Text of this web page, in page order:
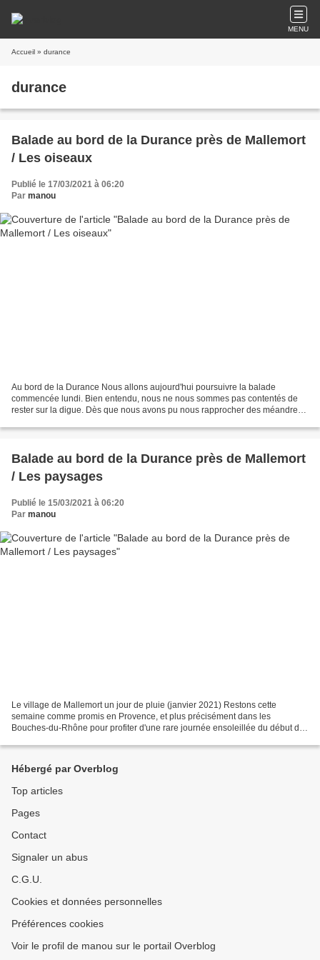
MENU
Accueil » durance
durance
Balade au bord de la Durance près de Mallemort
/ Les oiseaux
Publié le 17/03/2021 à 06:20
Par manou
Au bord de la Durance Nous allons aujourd'hui poursuivre la balade
commencée lundi. Bien entendu, nous ne nous sommes pas contentés de
rester sur la digue. Dès que nous avons pu nous rapprocher des méandres
Balade au bord de la Durance près de Mallemort
/ Les paysages
Publié le 15/03/2021 à 06:20
Par manou
Le village de Mallemort un jour de pluie (janvier 2021) Restons cette
semaine comme promis en Provence, et plus précisément dans les
Bouches-du-Rhône pour profiter d'une rare journée ensoleillée du début du
Hébergé par Overblog
Top articles
Pages
Contact
Signaler un abus
C.G.U.
Cookies et données personnelles
Préférences cookies
Voir le profil de manou sur le portail Overblog